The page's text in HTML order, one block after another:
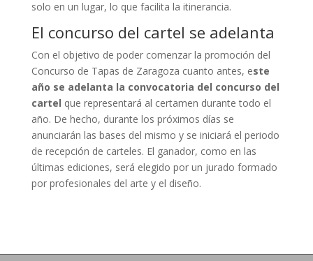
solo en un lugar, lo que facilita la itinerancia.
El concurso del cartel se adelanta
Con el objetivo de poder comenzar la promoción del
Concurso de Tapas de Zaragoza cuanto antes, este
año se adelanta la convocatoria del concurso del
cartel que representará al certamen durante todo el
año. De hecho, durante los próximos días se
anunciarán las bases del mismo y se iniciará el periodo
de recepción de carteles. El ganador, como en las
últimas ediciones, será elegido por un jurado formado
por profesionales del arte y el diseño.